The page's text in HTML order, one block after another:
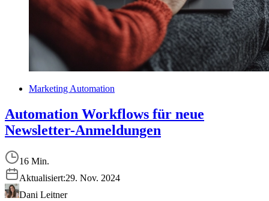
Marketing Automation
Automation Workflows für neue
Newsletter-Anmeldungen
16 Min.
Aktualisiert:29. Nov. 2024
Dani Leitner